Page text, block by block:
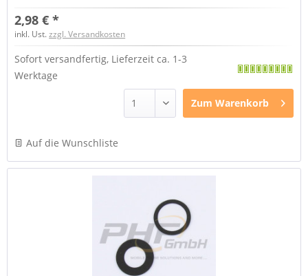
2,98 € *
inkl. Ust.zzgl. Versandkosten
Sofort versandfertig, Lieferzeit ca. 1-3
Werktage
Zum Warenkorb
Auf die Wunschliste